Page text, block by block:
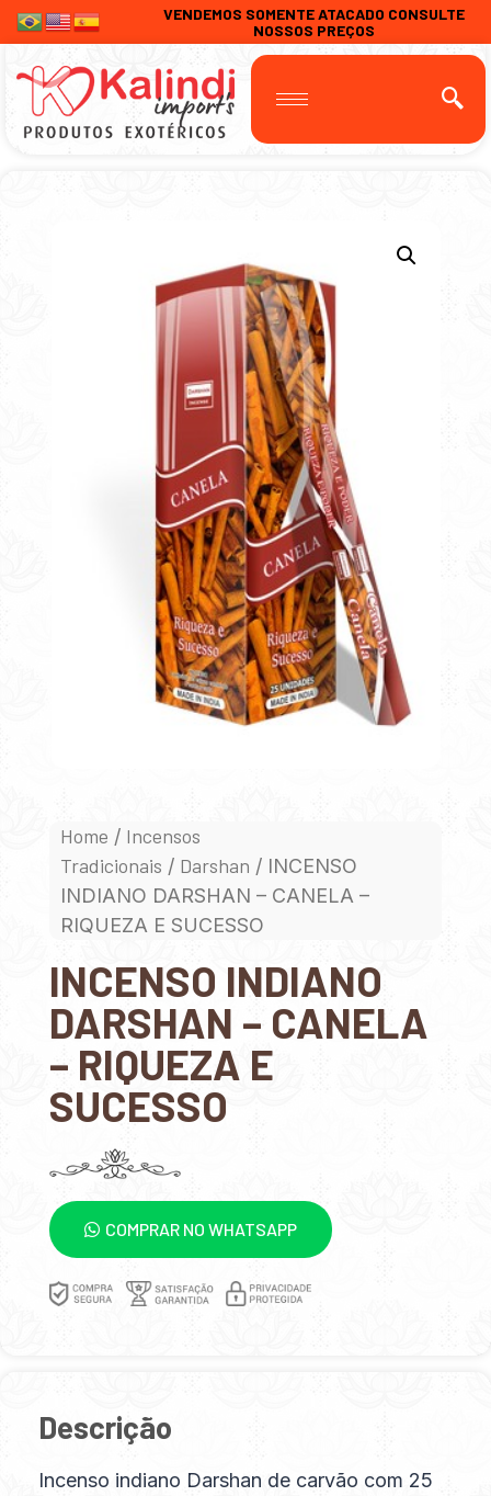
VENDEMOS SOMENTE ATACADO CONSULTE
NOSSOS PREÇOS
Home / Incensos
Tradicionais / Darshan / INCENSO
INDIANO DARSHAN – CANELA –
RIQUEZA E SUCESSO
INCENSO INDIANO
DARSHAN – CANELA
– RIQUEZA E
SUCESSO
COMPRAR NO WHATSAPP
Descrição
Incenso indiano Darshan de carvão com 25